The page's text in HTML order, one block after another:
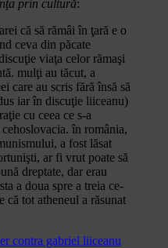
prin cultură:
că să rămâi în ţară e o
ceva din păcate
viaţa celor rămaşi
mulţi au tăcut, a
care au scris fără însă să
iar în discuţie liiceanu)
cu ceea ce s-a
în românia,
a fost lăsat
ar fi vrut poate să
dreptate, dar erau
a doua spre a treia ce-
că tot atheneul a răsunat
contra gabriel liiceanu